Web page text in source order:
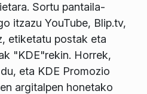
Sortu pantaila-
itzazu YouTube, Blip.tv,
etiketatu postak eta
"KDE"rekin. Horrek,
eta KDE Promozio
argitalpen honetako